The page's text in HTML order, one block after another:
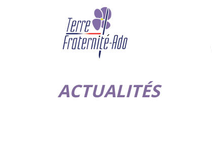
ACTUALITÉS